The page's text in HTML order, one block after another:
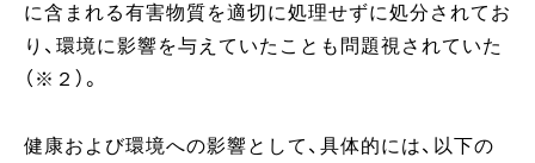
に含まれる有害物質を適切に処理せずに処分されてお
り、環境に影響を与えていたことも問題視されていた
（※２）。
健康および環境への影響として、具体的には、以下の